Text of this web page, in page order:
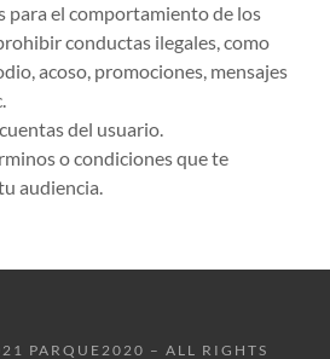
para el comportamiento de los
conductas ilegales, como
acoso, promociones, mensajes
del usuario.
o condiciones que te
audiencia.
PARQUE2020 – ALL RIGHTS